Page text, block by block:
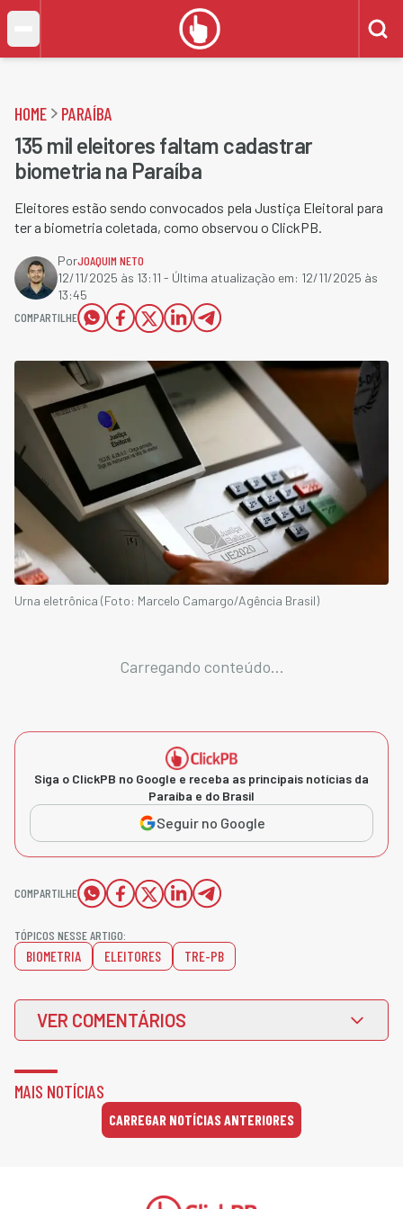
HOME PARAÍBA
135 mil eleitores faltam cadastrar
biometria na Paraíba
Eleitores estão sendo convocados pela Justiça Eleitoral para
ter a biometria coletada, como observou o ClickPB.
PorJOAQUIM NETO
12/11/2025 às 13:11 - Última atualização em: 12/11/2025 às
13:45
COMPARTILHE
Urna eletrônica (Foto: Marcelo Camargo/Agência Brasil)
Carregando conteúdo...
Siga o ClickPB no Google e receba as principais notícias da
Paraíba e do Brasil
Seguir no Google
COMPARTILHE
TÓPICOS NESSE ARTIGO:
BIOMETRIA ELEITORES TRE-PB
VER COMENTÁRIOS
MAIS NOTÍCIAS
CARREGAR NOTÍCIAS ANTERIORES